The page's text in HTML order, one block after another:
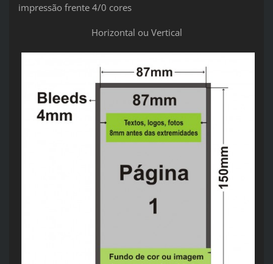
impressão frente 4/0 cores
Horizontal ou Vertical